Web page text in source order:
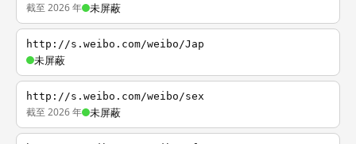
截至 2026 年 未屏蔽
http://s.weibo.com/weibo/Jap
未屏蔽
http://s.weibo.com/weibo/sex
截至 2026 年 未屏蔽